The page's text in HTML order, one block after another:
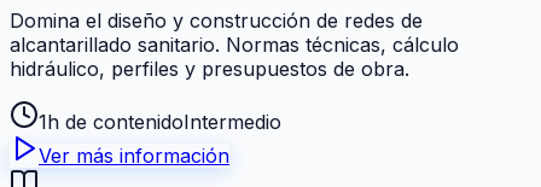
Domina el diseño y construcción de redes de
alcantarillado sanitario. Normas técnicas, cálculo
hidráulico, perfiles y presupuestos de obra.
1h de contenidoIntermedio
Ver más información